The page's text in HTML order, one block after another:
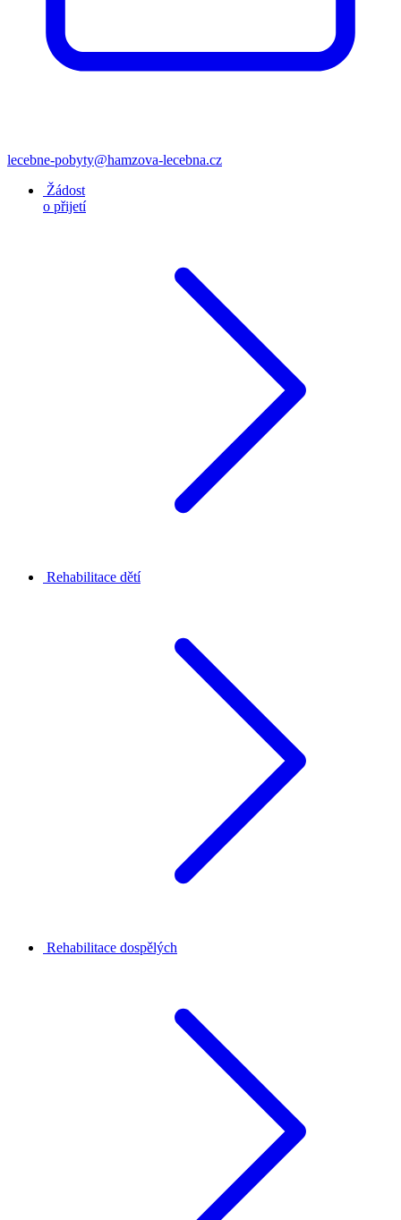
lecebne-pobyty@hamzova-lecebna.cz
Žádost
o přijetí
Rehabilitace dětí
Rehabilitace dospělých